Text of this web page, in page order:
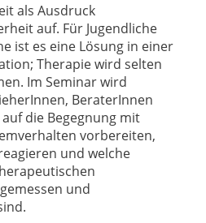
als Ausdruck
auf. Für Jugendliche
ist es eine Lösung in einer
Therapie wird selten
Im Seminar wird
BeraterInnen
die Begegnung mit
vorbereiten,
und welche
und